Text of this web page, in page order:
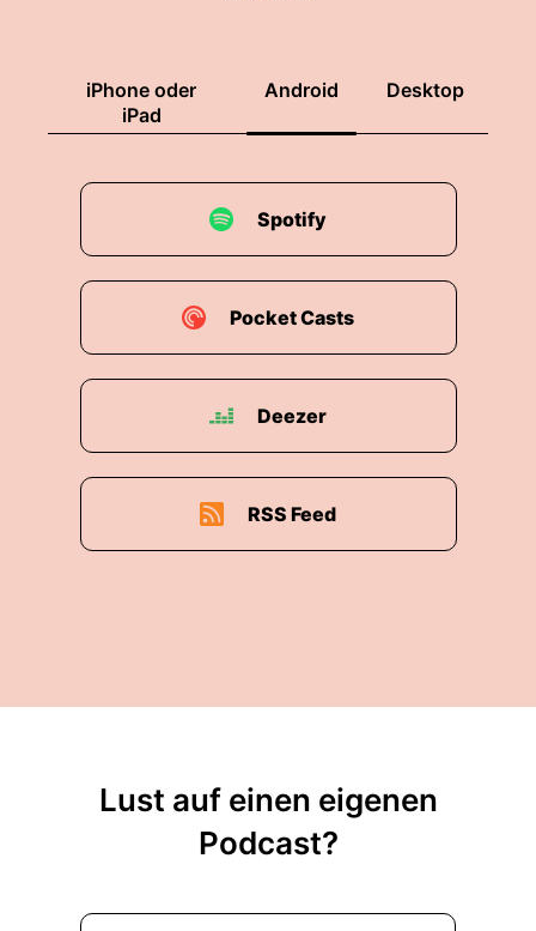
iPhone oder
iPad
Android Desktop
Spotify
Pocket Casts
Deezer
RSS Feed
Lust auf einen eigenen
Podcast?